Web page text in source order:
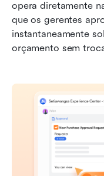
opera diretamente
que os gerentes
instantaneamente
orçamento sem